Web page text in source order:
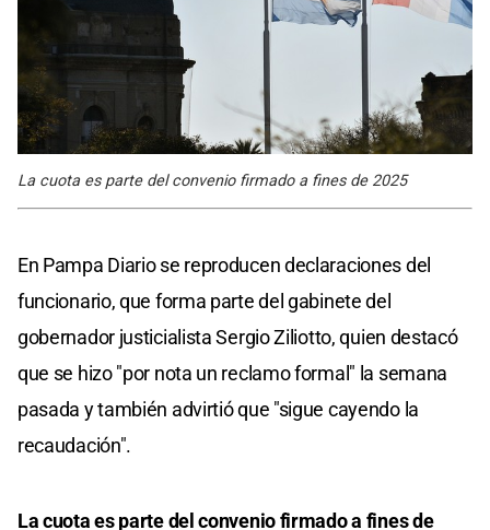
La cuota es parte del convenio firmado a fines de 2025
En Pampa Diario se reproducen declaraciones del
funcionario, que forma parte del gabinete del
gobernador justicialista Sergio Ziliotto, quien destacó
que se hizo "por nota un reclamo formal" la semana
pasada y también advirtió que "sigue cayendo la
recaudación".
La cuota es parte del convenio firmado a fines de